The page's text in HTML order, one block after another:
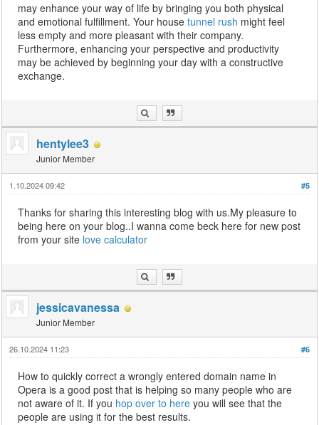
may enhance your way of life by bringing you both physical
and emotional fulfillment. Your housetunnel rush might feel
less empty and more pleasant with their company.
Furthermore, enhancing your perspective and productivity
may be achieved by beginning your day with a constructive
exchange.
hentylee3
Junior Member
#5
1.10.2024 09:42
Thanks for sharing this interesting blog with us.My pleasure to
being here on your blog..I wanna come beck here for new post
from your site love calculator
jessicavanessa
Junior Member
#6
26.10.2024 11:23
How to quickly correct a wrongly entered domain name in
Opera is a good post that is helping so many people who are
not aware of it. If you hop over to here you will see that the
people are using it for the best results.